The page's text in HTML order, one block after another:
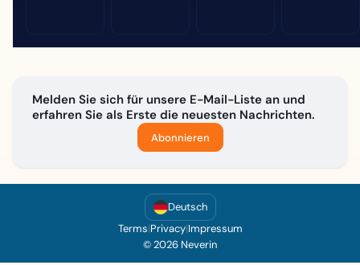
Melden Sie sich für unsere E-Mail-Liste an und
erfahren Sie als Erste die neuesten Nachrichten.
Abonnieren
Deutsch
Terms|Privacy|Impressum
© 2026 Neverin